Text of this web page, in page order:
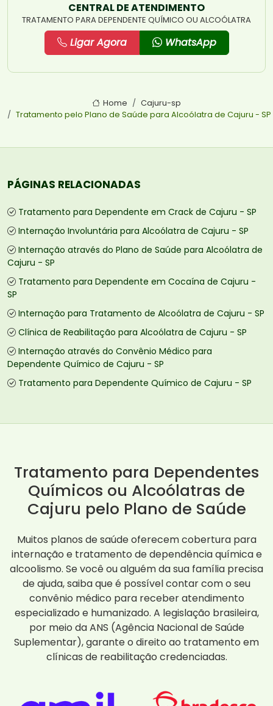
CENTRAL DE ATENDIMENTO
TRATAMENTO PARA DEPENDENTE QUÍMICO OU ALCOÓLATRA
Ligar Agora WhatsApp
Home
Cajuru-sp
Tratamento pelo Plano de Saúde para Alcoólatra de Cajuru - SP
PÁGINAS RELACIONADAS
Tratamento para Dependente em Crack de Cajuru - SP
Internação Involuntária para Alcoólatra de Cajuru - SP
Internação através do Plano de Saúde para Alcoólatra de
Cajuru - SP
Tratamento para Dependente em Cocaína de Cajuru -
SP
Internação para Tratamento de Alcoólatra de Cajuru - SP
Clínica de Reabilitação para Alcoólatra de Cajuru - SP
Internação através do Convênio Médico para
Dependente Químico de Cajuru - SP
Tratamento para Dependente Químico de Cajuru - SP
Tratamento para Dependentes
Químicos ou Alcoólatras de
Cajuru pelo Plano de Saúde
Muitos planos de saúde oferecem cobertura para
internação e tratamento de dependência química e
alcoolismo. Se você ou alguém da sua família precisa
de ajuda, saiba que é possível contar com o seu
convênio médico para receber atendimento
especializado e humanizado. A legislação brasileira,
por meio da ANS (Agência Nacional de Saúde
Suplementar), garante o direito ao tratamento em
clínicas de reabilitação credenciadas.